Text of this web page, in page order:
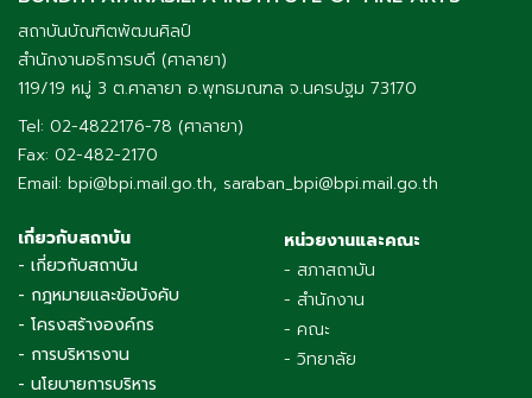
สถาบันบัณฑิตพัฒนศิลป์
สำนักงานอธิการบดี (ศาลายา)
119/19 หมู่ 3 ต.ศาลายา อ.พุทธมณฑล จ.นครปฐม 73170
Tel: 02-4822176-78 (ศาลายา)
Fax: 02-482-2170
Email: bpi@bpi.mail.go.th, saraban_bpi@bpi.mail.go.th
เกี่ยวกับสถาบัน
- เกี่ยวกับสถาบัน
- กฎหมายและข้อบังคับ
- โครงสร้างองค์กร
- การบริหารงาน
- นโยบายการบริหาร
หน่วยงานและคณะ
- สภาสถาบัน
- สำนักงาน
- คณะ
- วิทยาลัย